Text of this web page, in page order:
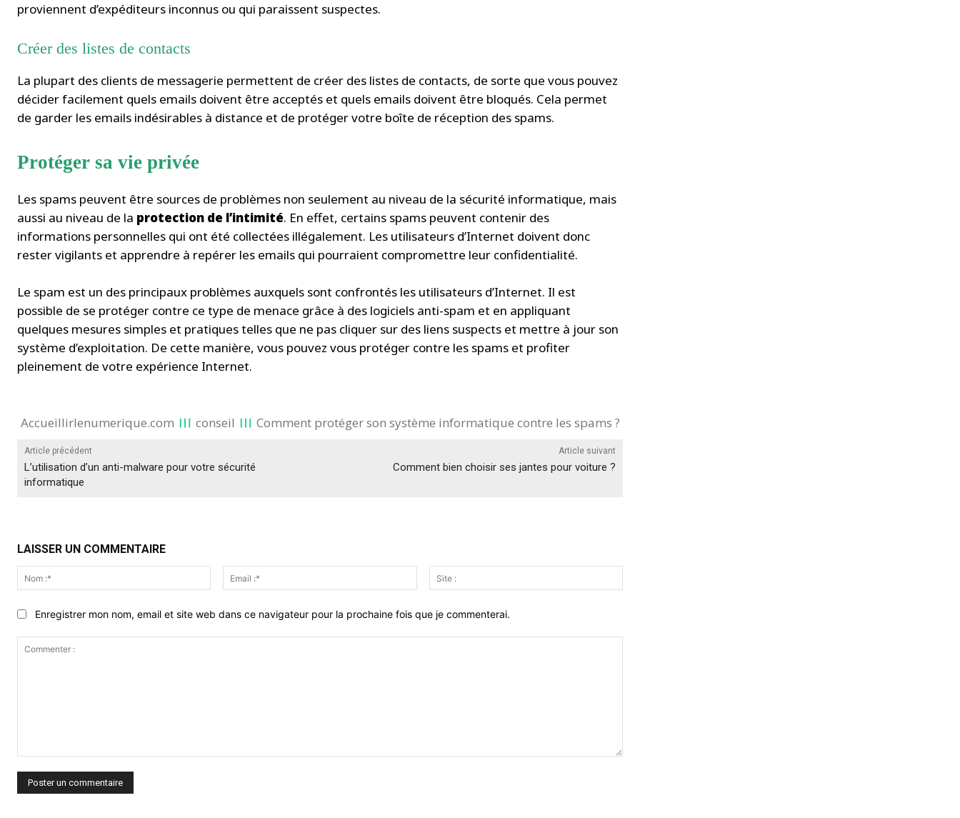
proviennent d’expéditeurs inconnus ou qui paraissent suspectes.
Créer des listes de contacts
La plupart des clients de messagerie permettent de créer des listes de contacts, de sorte que vous pouvez
décider facilement quels emails doivent être acceptés et quels emails doivent être bloqués. Cela permet
de garder les emails indésirables à distance et de protéger votre boîte de réception des spams.
Protéger sa vie privée
Les spams peuvent être sources de problèmes non seulement au niveau de la sécurité informatique, mais
aussi au niveau de la protection de l’intimité. En effet, certains spams peuvent contenir des
informations personnelles qui ont été collectées illégalement. Les utilisateurs d’Internet doivent donc
rester vigilants et apprendre à repérer les emails qui pourraient compromettre leur confidentialité.
Le spam est un des principaux problèmes auxquels sont confrontés les utilisateurs d’Internet. Il est
possible de se protéger contre ce type de menace grâce à des logiciels anti-spam et en appliquant
quelques mesures simples et pratiques telles que ne pas cliquer sur des liens suspects et mettre à jour son
système d’exploitation. De cette manière, vous pouvez vous protéger contre les spams et profiter
pleinement de votre expérience Internet.
Accueillirlenumerique.com conseil Comment protéger son système informatique contre les spams ?
Article précédent
L’utilisation d’un anti-malware pour votre sécurité
informatique
Article suivant
Comment bien choisir ses jantes pour voiture ?
LAISSER UN COMMENTAIRE
Nom
:*
Email
:*
:
Enregistrer mon nom, email et site web dans ce navigateur pour la prochaine fois que je commenterai.